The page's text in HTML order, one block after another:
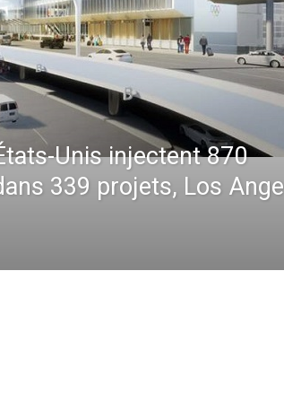
2026 : De la prévision à
comment la technologie
en plein ciel et au sol